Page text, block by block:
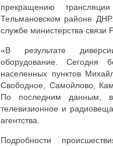
прекращению
Тельмановском районе
службе министерства связи
«В результате
оборудование. Сегодня
населенных пунктов
Свободное, Самойлово,
По последним данным, в
телевизионное и
агентства.
Подробности